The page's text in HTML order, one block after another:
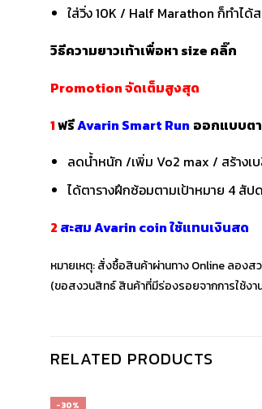
ใส่วิ่ง 10K / Half Marathon ก็ทำได้
วิธีความยาวเท้าเพื่อหา size คลิ๊ก
Promotion จัดเต็มสูงสุด
1ฟรีAvarin Smart Run ออกแบบต
ลดน้ำหนัก /เพิ่ม Vo2 max / สร้างเ
ได้ตารางฝึกซ้อมตามเป้าหมาย 4 สัป
2 สะสม Avarin coin ใช้แทนเงินสด
หมายเหตุ: สั่งซื้อสินค้าผ่านทาง Online ลอง
(ขอสงวนสิทธ์ สินค้าที่มีร่องรอยจากการใช้งา
RELATED PRODUCTS
-30%